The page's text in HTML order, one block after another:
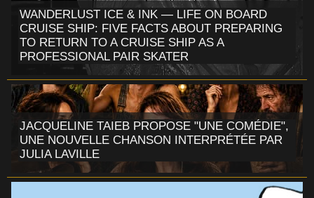
WANDERLUST ICE & INK — LIFE ON BOARD
CRUISE SHIP: FIVE FACTS ABOUT PREPARING
TO RETURN TO A CRUISE SHIP AS A
PROFESSIONAL PAIR SKATER
JACQUELINE TAIEB PROPOSE "UNE COMÉDIE",
UNE NOUVELLE CHANSON INTERPRÉTÉE PAR
JULIA LAVILLE